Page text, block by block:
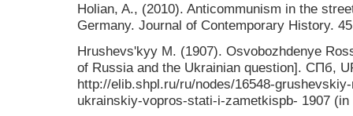
Holian, A., (2010). Anticommunism in the
Germany. Journal of Contemporary History.
Hrushevsʹkyy M. (1907). Osvobozhdenye
of Russia and the Ukrainian question]. СПб,
http://elib.shpl.ru/ru/nodes/16548-
ukrainskiy-vopros-stati-i-zametkispb- 1907 (in